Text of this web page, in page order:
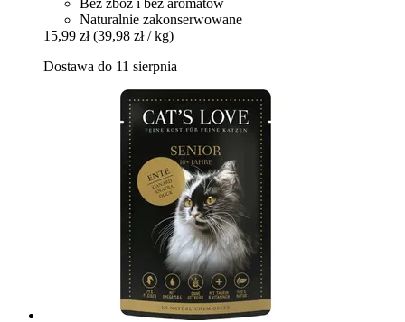
Bez zbóż i bez aromatów
Naturalnie zakonserwowane
15,99 zł (39,98 zł / kg)
Dostawa do 11 sierpnia